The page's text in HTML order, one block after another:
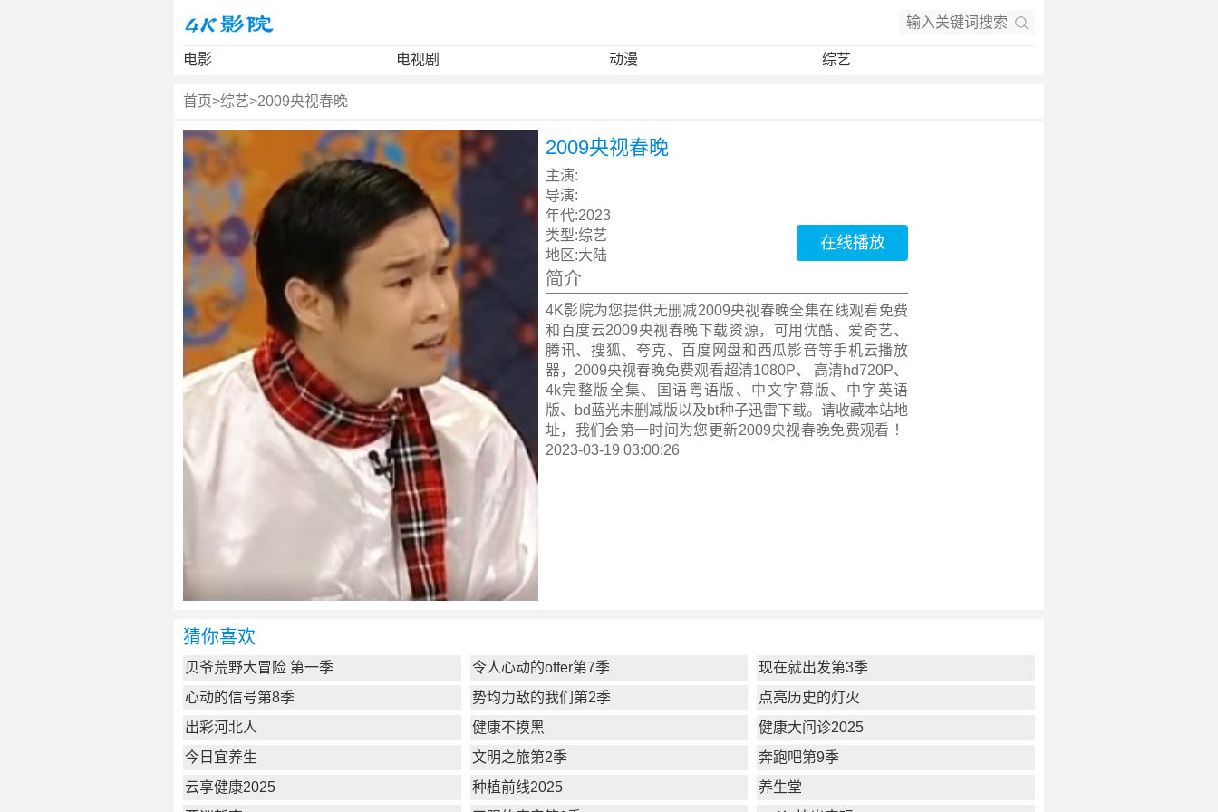
电影 电视剧 动漫 综艺
首页>综艺>2009央视春晚
2009央视春晚
主演:
导演:
年代:2023
类型:综艺
地区:大陆
在线播放
简介
4K影院为您提供无删减2009央视春晚全集在线观看免费
和百度云2009央视春晚下载资源，可用优酷、爱奇艺、
腾讯、搜狐、夸克、百度网盘和西瓜影音等手机云播放
器，2009央视春晚免费观看超清1080P、 高清hd720P、
4k完整版全集、国语粤语版、中文字幕版、中字英语
版、bd蓝光未删减版以及bt种子迅雷下载。请收藏本站地
址，我们会第一时间为您更新2009央视春晚免费观看 ！
2023-03-19 03:00:26
猜你喜欢
贝爷荒野大冒险 第一季 令人心动的offer第7季
现在就出发第3季
心动的信号第8季
势均力敌的我们第2季
点亮历史的灯火
出彩河北人
健康不摸黑
健康大问诊2025
今日宜养生
文明之旅第2季
奔跑吧第9季
云享健康2025
种植前线2025
养生堂